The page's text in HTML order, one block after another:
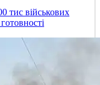
тис військових